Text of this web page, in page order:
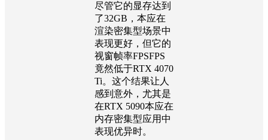
尽管它的显存达到
了32GB，本应在
渲染密集型场景中
表现更好，但它的
视窗帧率FPSFPS
竟然低于RTX 4070
Ti。这个结果让人
感到意外，尤其是
在RTX 5090本应在
内存密集型应用中
表现优异时。